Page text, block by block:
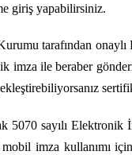
giriş yapabilirsiniz.
tarafından onaylı
imza ile beraber
sayılı
imza kullanımı